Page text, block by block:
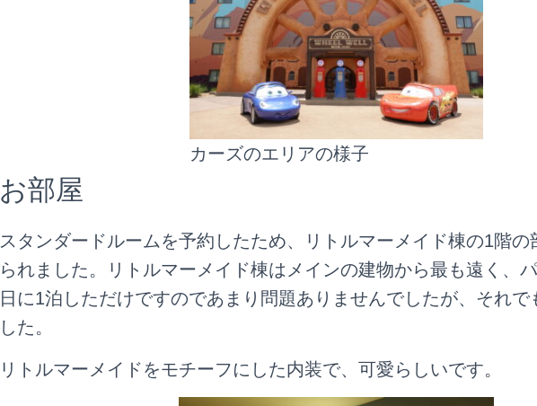
カーズのエリアの様子
お部屋
スタンダードルームを予約したため、リトルマーメイド棟の1階の
られました。リトルマーメイド棟はメインの建物から最も遠く、
日に1泊しただけですのであまり問題ありませんでしたが、それで
した。
リトルマーメイドをモチーフにした内装で、可愛らしいです。